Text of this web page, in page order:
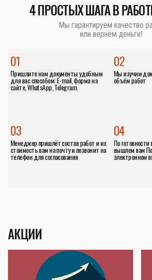
4 ПРОСТЫХ ШАГА В
Мы гарантируем качество
или вернём деньги!
01
Пришлите нам документы удобным
для вас способом: E-mail, форма на
сайте, WhatsApp, Telegram.
02
Мы изучим
объём работ
04
По
вышлем вам
электронном
03
Менеджер пришлёт состав работ и их
стоимость вам на почту и позвонит на
телефон для согласования
АКЦИИ